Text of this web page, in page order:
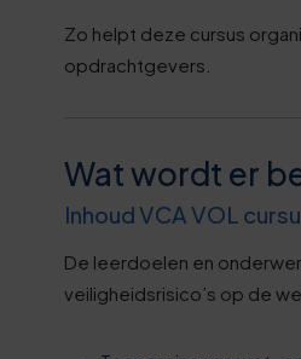
Zo helpt deze cursus
opdrachtgevers.
Wat wordt er
Inhoud VCA VOL
De leerdoelen en
veiligheidsrisico’s op de
0
5